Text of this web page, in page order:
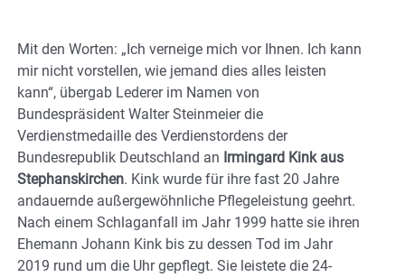
Mit den Worten: „Ich verneige mich vor Ihnen. Ich kann
mir nicht vorstellen, wie jemand dies alles leisten
kann“, übergab Lederer im Namen von
Bundespräsident Walter Steinmeier die
Verdienstmedaille des Verdienstordens der
Bundesrepublik Deutschland an Irmingard Kink aus
Stephanskirchen. Kink wurde für ihre fast 20 Jahre
andauernde außergewöhnliche Pflegeleistung geehrt.
Nach einem Schlaganfall im Jahr 1999 hatte sie ihren
Ehemann Johann Kink bis zu dessen Tod im Jahr
2019 rund um die Uhr gepflegt. Sie leistete die 24-